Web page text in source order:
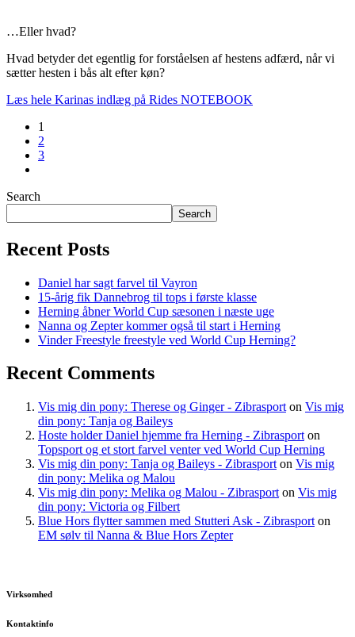
…Eller hvad?
Hvad betyder det egentlig for forståelsen af hestens adfærd, når vi
sætter hesten i bås alt efter køn?
Læs hele Karinas indlæg på Rides NOTEBOOK
1
2
3
Search
Search
Recent Posts
Daniel har sagt farvel til Vayron
15-årig fik Dannebrog til tops i første klasse
Herning åbner World Cup sæsonen i næste uge
Nanna og Zepter kommer også til start i Herning
Vinder Freestyle freestyle ved World Cup Herning?
Recent Comments
Vis mig din pony: Therese og Ginger - Zibrasport on Vis mig
din pony: Tanja og Baileys
Hoste holder Daniel hjemme fra Herning - Zibrasport on
Topsport og et stort farvel venter ved World Cup Herning
Vis mig din pony: Tanja og Baileys - Zibrasport on Vis mig
din pony: Melika og Malou
Vis mig din pony: Melika og Malou - Zibrasport on Vis mig
din pony: Victoria og Filbert
Blue Hors flytter sammen med Stutteri Ask - Zibrasport on
EM sølv til Nanna & Blue Hors Zepter
Virksomhed
Kontaktinfo